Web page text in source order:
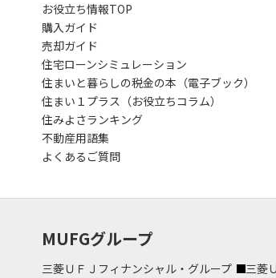
お役立ち情報TOP
購入ガイド
売却ガイド
住宅ローンシミュレーション
住まいと暮らしの税金の本（電子ブック）
住まい１プラス（お役立ちコラム）
住みよさランキング
不動産用語集
よくあるご質問
MUFGグループ
三菱ＵＦＪフィナンシャル・グループ 三菱